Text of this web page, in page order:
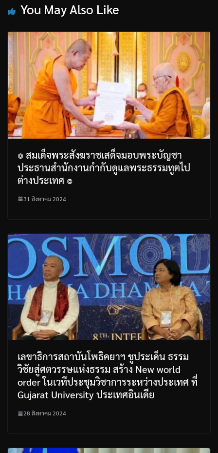
You May Also Like
๏ สมเด็จพระสังฆราชเสด็จมอบพระบัญชา
ประธานสำนักงานกำกับดูแลพระธรรมทูตไป
ต่างประเทศ ๏
31 สิงหาคม 2024
เลขาธิการสถาบันโพธิคยาฯ ชูประเด็น ธรรม
วิชัยสู่ศตวรรษแห่งธรรม สร้าง New world
order ในเวทีประชุมวิชาการระหว่างประเทศ ที่
Gujarat University ประเทศอินเดีย
28 สิงหาคม 2024